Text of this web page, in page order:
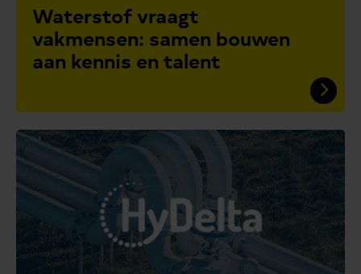
Waterstof vraagt
vakmensen: samen bouwen
aan kennis en talent